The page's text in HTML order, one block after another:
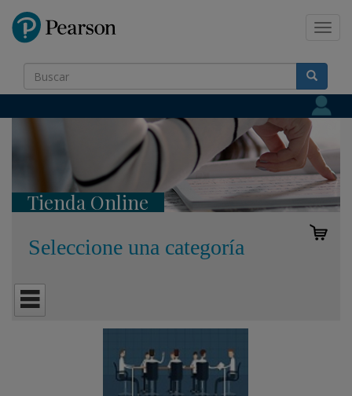
Tienda Online
Seleccione una categoría